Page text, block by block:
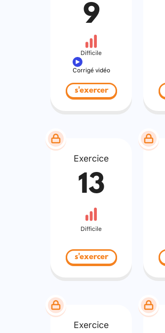
9
Difficile
Corrigé vidéo
s'exercer
Exercice
13
Difficile
s'exercer
Exercice